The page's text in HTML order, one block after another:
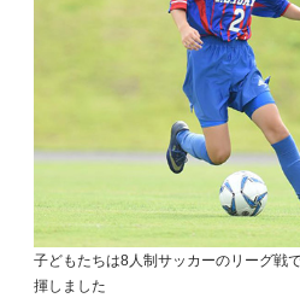
子どもたちは8人制サッカーのリーグ戦
揮しました